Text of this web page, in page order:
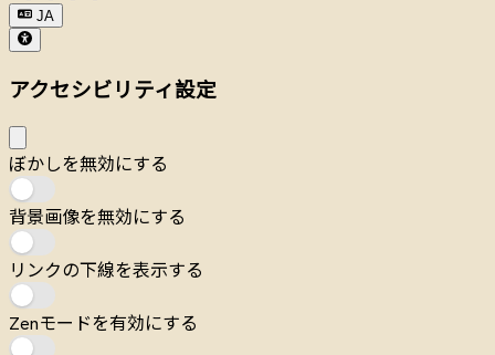
JA
アクセシビリティ設定
ぼかしを無効にする
背景画像を無効にする
リンクの下線を表示する
Zenモードを有効にする